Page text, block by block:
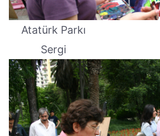
Atatürk Parkı
Sergi